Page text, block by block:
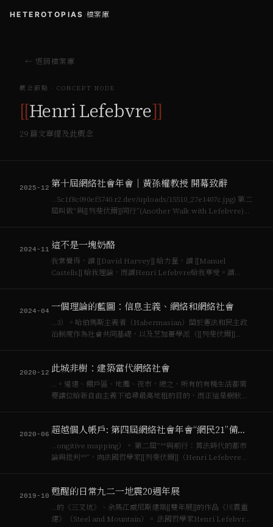
HETEROTOPIAS 檔案庫
← 返回檔案庫
概念節點 · CONCEPT NODE
[[Henri Lefebvre]]
29 篇文章提及此概念
2025-12 第十屆網絡社會年會｜黃孫權教授 開幕致辭
…5c1f8c090ef5740.r2.dev/uploads/15510_27e1407c.jpg) 第二
屆叫做“與[[列斐伏爾]]同行”(Another Walk with Lefebvre)。
2024-11 這不是一塊奶酪
我常覺得，讀 [[David Harvey]] 給力量，讀 [[Manuel
Castells]] 給我理論，而讀Henri Lefebvre給我享受。讀
2024-04 一個理論的藍圖：信息主義、網絡和網絡社會
…3）。哈伯瑪斯主義者（Habermasian）關於憲法和民主政
治制度作為社會共同基礎，以及芝加哥學派（[[列斐伏爾]]
已淡出舞台。社…
2020-12 此城非樹：建築當代網絡社會
…。違建、棚戶區、地攤、夜市，總之，所有的有機生活都需
要讓位給新自由主義下追尋最高地租的目的，而正這是樹狀規
學生與居民與市民走上街…
2020-06 超越個人帳戶: 第四屆網絡社會年會“網民21”備忘錄
…ongitive mapping）。 第二屆“**與前行：算法時代的都市
論與批判**”，向法國哲學家[[列斐伏爾]]（Henri Lefebvre）
們忘…
2019-10 甦醒的日常九二一地震20週年展
…的《三叉坑》、余雋江威尼斯建築[[雙年展]]的作品《川震重
建》（Steel and Mountain）。 法國哲學家Henri Lefebvre